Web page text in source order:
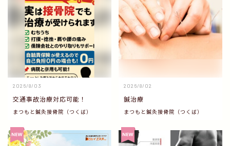
2026/8/03
交通事故治療対応可能！
まつもと鍼灸接骨院（つくば）
2026/8/02
鍼治療
まつもと鍼灸接骨院（つくば）